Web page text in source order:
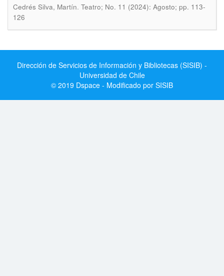
Cedrés Silva, Martín. Teatro; No. 11 (2024): Agosto; pp. 113-
126
Dirección de Servicios de Información y Bibliotecas (SISIB) -
Universidad de Chile
© 2019 Dspace - Modificado por SISIB